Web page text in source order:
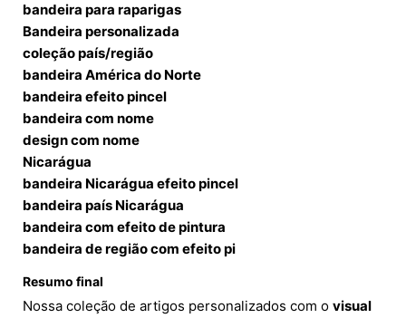
bandeira para raparigas
Bandeira personalizada
coleção país/região
bandeira América do Norte
bandeira efeito pincel
bandeira com nome
design com nome
Nicarágua
bandeira Nicarágua efeito pincel
bandeira país Nicarágua
bandeira com efeito de pintura
bandeira de região com efeito pi
Resumo final
Nossa coleção de artigos personalizados com o visual